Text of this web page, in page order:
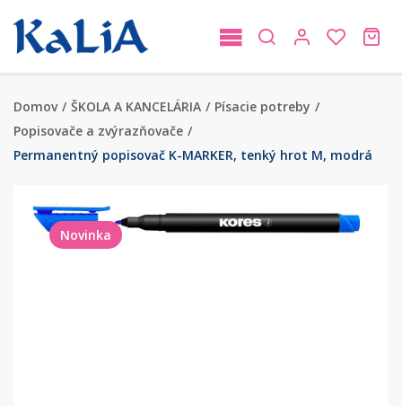
Domov / ŠKOLA A KANCELÁRIA / Písacie potreby /
Popisovače a zvýrazňovače /
Permanentný popisovač K-MARKER, tenký hrot M, modrá
Novinka